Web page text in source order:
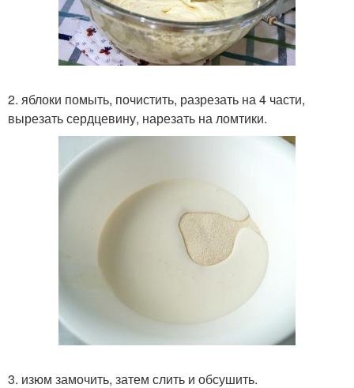
2. яблоки помыть, почистить, разрезать на 4 части,
вырезать сердцевину, нарезать на ломтики.
3. изюм замочить, затем слить и обсушить.